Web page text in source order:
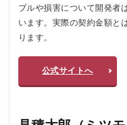
用で
す
か？
6.4
Q4.
WordPress
か？
ブルや損害について開発者
います。実際の契約金額と
ります。
公式サイトへ